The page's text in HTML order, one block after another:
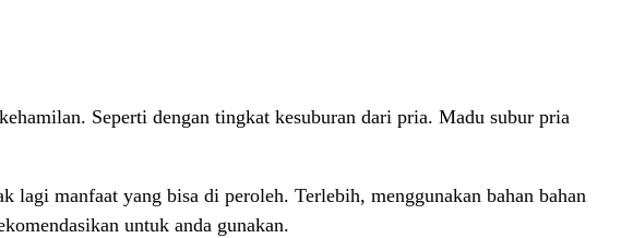
Seperti dengan tingkat kesuburan dari pria. Madu subur pria
manfaat yang bisa di peroleh. Terlebih, menggunakan bahan bahan
untuk anda gunakan.